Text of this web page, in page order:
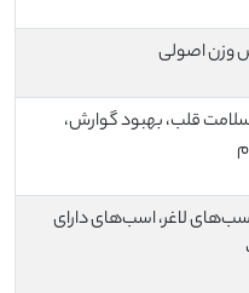
وزن اصولی
قلب، بهبود گوارش،
لاغر، اسب‌های دارای